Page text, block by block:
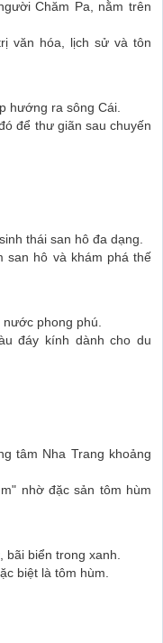
Chăm Pa, nằm trên
văn hóa, lịch sử và tôn
hướng ra sông Cái.
để thư giãn sau chuyến
thái san hô đa dạng.
san hô và khám phá thế
phong phú.
đáy kính dành cho du
tâm Nha Trang khoảng
nhờ đặc sản tôm hùm
biển trong xanh.
biệt là tôm hùm.